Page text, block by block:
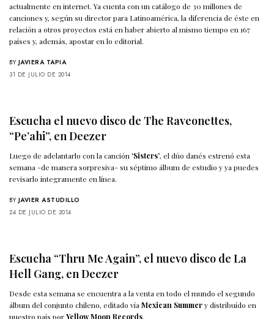
actualmente en internet. Ya cuenta con un catálogo de 30 millones de
canciones y, según su director para Latinoamérica, la diferencia de éste en
relación a otros proyectos está en haber abierto al mismo tiempo en 167
países y, además, apostar en lo editorial.
BY JAVIERA TAPIA
31 DE JULIO DE 2014
Escucha el nuevo disco de The Raveonettes,
“Pe’ahi”, en Deezer
Luego de adelantarlo con la canción ‘Sisters’, el dúo danés estrenó esta
semana -de manera sorpresiva- su séptimo álbum de estudio y ya puedes
revisarlo íntegramente en línea.
BY JAVIER ASTUDILLO
24 DE JULIO DE 2014
Escucha “Thru Me Again”, el nuevo disco de La
Hell Gang, en Deezer
Desde esta semana se encuentra a la venta en todo el mundo el segundo
álbum del conjunto chileno, editado víaMexican Summery distribuído en
nuestro país porYellow Moon Records.